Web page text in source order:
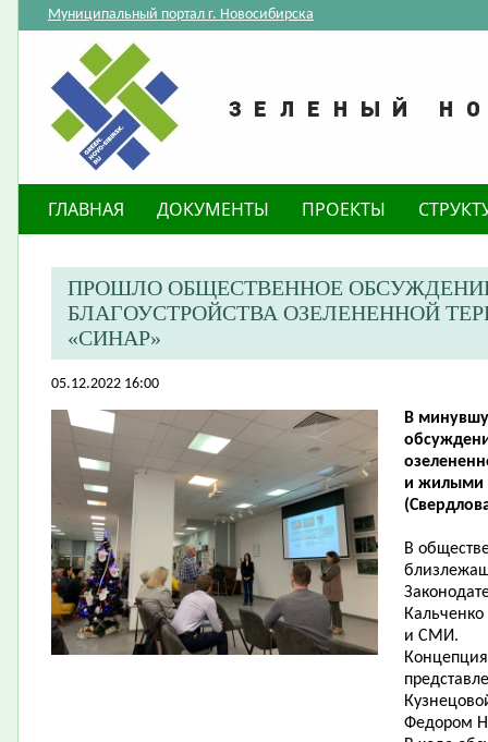
Муниципальный портал г. Новосибирска
ГЛАВНАЯ ДОКУМЕНТЫ ПРОЕКТЫ
ПРОШЛО ОБЩЕСТВЕННОЕ
БЛАГОУСТРОЙСТВА ОЗЕЛЕНЕННОЙ
«СИНАР»
05.12.2022 16:00
В
и жилыми
В
и СМИ.
Федором